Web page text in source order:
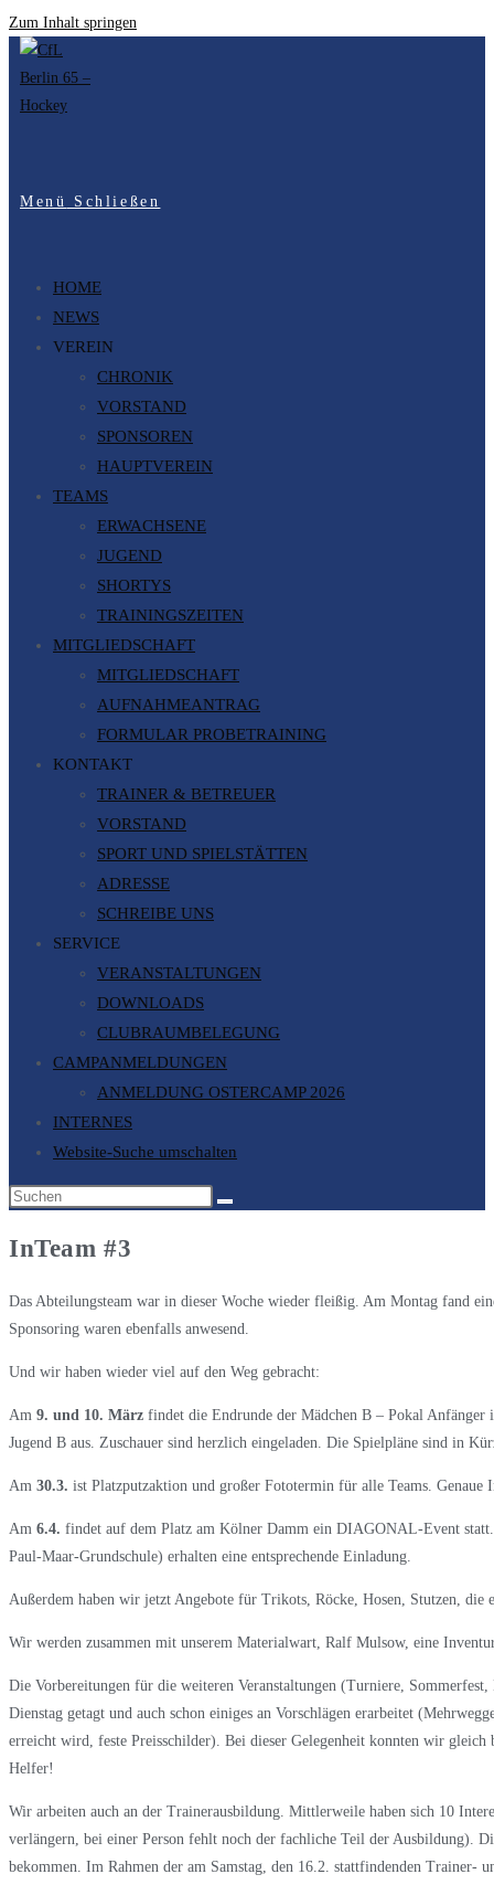
Zum Inhalt springen
Menü Schließen
HOME
NEWS
VEREIN
CHRONIK
VORSTAND
SPONSOREN
HAUPTVEREIN
TEAMS
ERWACHSENE
JUGEND
SHORTYS
TRAININGSZEITEN
MITGLIEDSCHAFT
MITGLIEDSCHAFT
AUFNAHMEANTRAG
FORMULAR PROBETRAINING
KONTAKT
TRAINER & BETREUER
VORSTAND
SPORT UND SPIELSTÄTTEN
ADRESSE
SCHREIBE UNS
SERVICE
VERANSTALTUNGEN
DOWNLOADS
CLUBRAUMBELEGUNG
CAMPANMELDUNGEN
ANMELDUNG OSTERCAMP 2026
INTERNES
Website-Suche umschalten
InTeam #3
Das Abteilungsteam war in dieser Woche wieder fleißig. Am Montag fand
Sponsoring waren ebenfalls anwesend.
Und wir haben wieder viel auf den Weg gebracht:
Am 9. und 10. März findet die Endrunde der Mädchen B – Pokal
Jugend B aus. Zuschauer sind herzlich eingeladen. Die Spielpläne sind in
Am 30.3. ist Platzputzaktion und großer Fototermin für alle Teams.
Am 6.4. findet auf dem Platz am Kölner Damm ein DIAGONAL-Event
Paul-Maar-Grundschule) erhalten eine entsprechende Einladung.
Außerdem haben wir jetzt Angebote für Trikots, Röcke, Hosen, Stutzen, die
Wir werden zusammen mit unserem Materialwart, Ralf Mulsow, eine
Die Vorbereitungen für die weiteren Veranstaltungen (Turniere,
Dienstag getagt und auch schon einiges an Vorschlägen erarbeitet
erreicht wird, feste Preisschilder). Bei dieser Gelegenheit konnten wir
Helfer!
Wir arbeiten auch an der Trainerausbildung. Mittlerweile haben sich 10
verlängern, bei einer Person fehlt noch der fachliche Teil der Ausbildung).
bekommen. Im Rahmen der am Samstag, den 16.2. stattfindenden Trainer-